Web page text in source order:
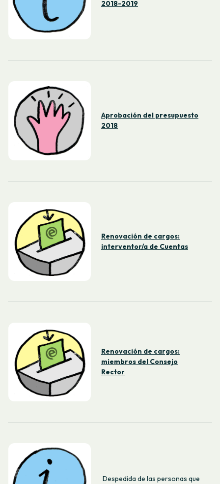
2018-2019
Aprobación del presupuesto
2018
Renovación de cargos:
interventor/a de Cuentas
Renovación de cargos:
miembros del Consejo
Rector
Despedida de las personas que